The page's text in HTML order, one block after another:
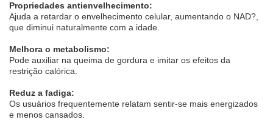
Propriedades antienvelhecimento:
Ajuda a retardar o envelhecimento celular, aumentando o NAD?,
que diminui naturalmente com a idade.
Melhora o metabolismo:
Pode auxiliar na queima de gordura e imitar os efeitos da
restrição calórica.
Reduz a fadiga:
Os usuários frequentemente relatam sentir-se mais energizados
e menos cansados.